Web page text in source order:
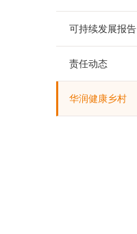
可持续发展报告
责任动态
华润健康乡村